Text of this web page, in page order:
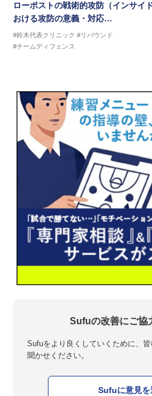
ローポストの戦術的攻防（インサイ
おける攻防の意義・対応…
#鈴木代表クリニック #リバウンド
#チームディフェンス
Sufuの改善にご協
Sufuをより良くしていくために、
聞かせください。
Sufuに意見を